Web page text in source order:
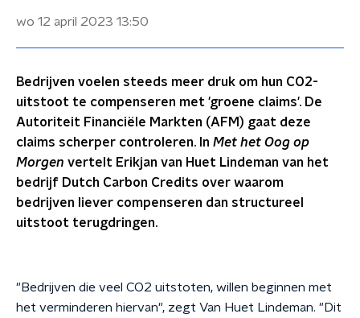
wo 12 april 2023 13:50
Bedrijven voelen steeds meer druk om hun CO2-
uitstoot te compenseren met 'groene claims'. De
Autoriteit Financiële Markten (AFM) gaat deze
claims scherper controleren. In Met het Oog op
Morgen vertelt Erikjan van Huet Lindeman van het
bedrijf Dutch Carbon Credits over waarom
bedrijven liever compenseren dan structureel
uitstoot terugdringen.
"Bedrijven die veel CO2 uitstoten, willen beginnen met
het verminderen hiervan", zegt Van Huet Lindeman. "Dit